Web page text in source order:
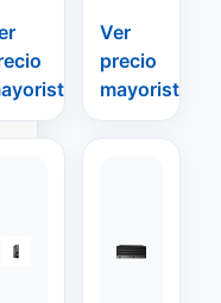
Ver
precio
mayorista